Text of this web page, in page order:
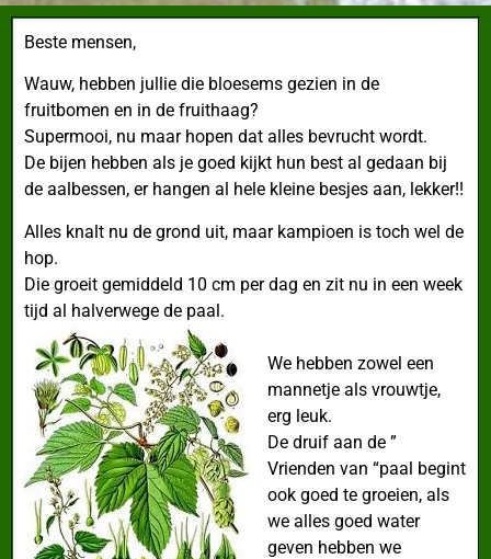
Beste mensen,
Wauw, hebben jullie die bloesems gezien in de
fruitbomen en in de fruithaag?
Supermooi, nu maar hopen dat alles bevrucht wordt.
De bijen hebben als je goed kijkt hun best al gedaan bij
de aalbessen, er hangen al hele kleine besjes aan, lekker!!
Alles knalt nu de grond uit, maar kampioen is toch wel de
hop.
Die groeit gemiddeld 10 cm per dag en zit nu in een week
tijd al halverwege de paal.
We hebben zowel een
mannetje als vrouwtje,
erg leuk.
De druif aan de ”
Vrienden van “paal begint
ook goed te groeien, als
we alles goed water
geven hebben we